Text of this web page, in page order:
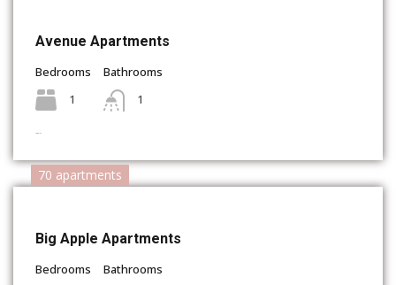
Avenue Apartments
Bedrooms
1
Bathrooms
1
70 apartments
Big Apple Apartments
Bedrooms
Bathrooms